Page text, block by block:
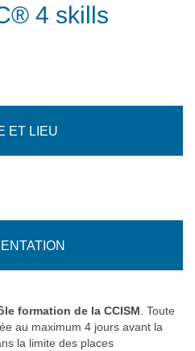
4 skills
ET LIEU
formation de la CCISM . Toute
au maximum 4 jours avant la
la limite des places